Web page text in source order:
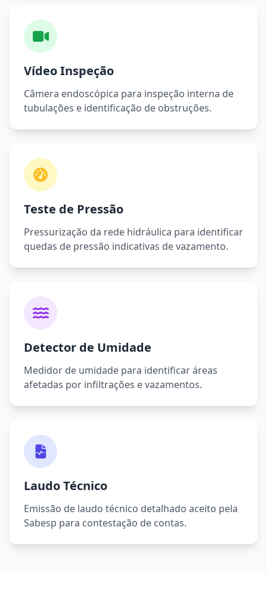
Vídeo Inspeção
Câmera endoscópica para inspeção interna de
tubulações e identificação de obstruções.
Teste de Pressão
Pressurização da rede hidráulica para identificar
quedas de pressão indicativas de vazamento.
Detector de Umidade
Medidor de umidade para identificar áreas
afetadas por infiltrações e vazamentos.
Laudo Técnico
Emissão de laudo técnico detalhado aceito pela
Sabesp para contestação de contas.